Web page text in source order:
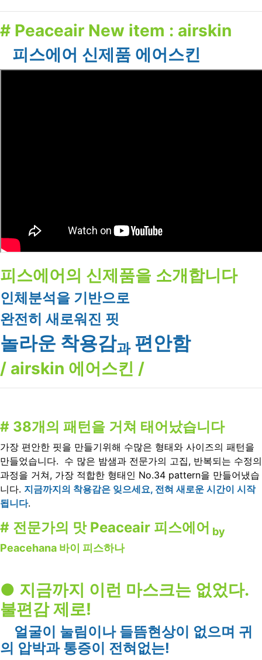
# Peaceair New item : airskin
피스에어 신제품 에어스킨
피스에어의 신제품을 소개합니다
인체분석을 기반으로
완전히 새로워진 핏
놀라운 착용감과편안함
/ airskin 에어스킨 /
# 38개의 패턴을 거쳐 태어났습니다
가장 편안한 핏을 만들기위해 수많은 형태와 사이즈의 패턴을
만들었습니다. 수 많은 밤샘과 전문가의 고집, 반복되는 수정의
과정을 거쳐, 가장 적합한 형태인 No.34 pattern을 만들어냈습
니다. 지금까지의 착용감은 잊으세요, 전혀 새로운 시간이 시작
됩니다.
# 전문가의 맛 Peaceair 피스에어 by
Peacehana 바이 피스하나
● 지금까지 이런 마스크는 없었다.
불편감 제로!
얼굴이 눌림이나 들뜸현상이 없으며 귀
의 압박과 통증이 전혀없는!